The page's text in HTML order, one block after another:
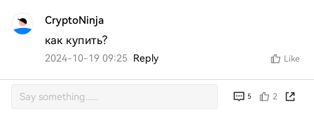
CryptoNinja
как купить?
2024-10-19 09:25 Reply Like
5 2